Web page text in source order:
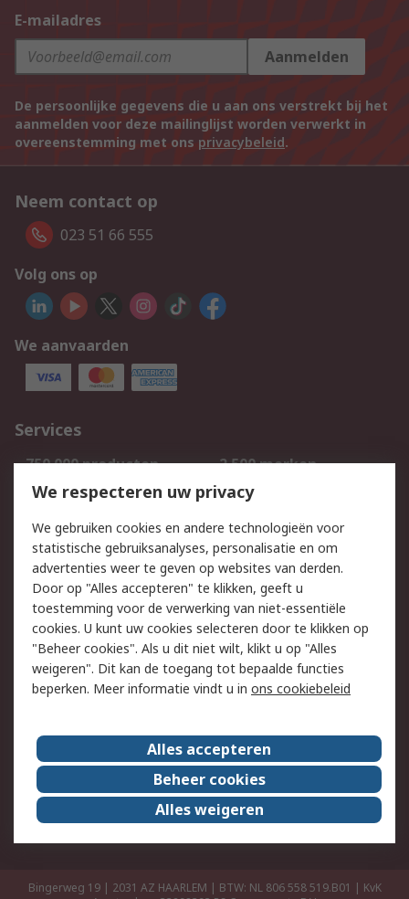
E-mailadres
Aanmelden
De persoonlijke gegevens die u aan ons verstrekt bij het
aanmelden voor deze mailinglijst worden verwerkt in
overeenstemming met ons privacybeleid.
Neem contact op
023 51 66 555
Volg ons op
We aanvaarden
Services
750.000 producten
2.500 merken
Bestellen
Inkoopoplossingen
Track & Trace
Wettelijk
Cookiebeleid
Email veiligheid
Privacybeleid
Websitevoorwaarden
Algemene
verkoopvoorwaarden
Over RS
RS Group
Over ons
RS wereldwijd
Werken bij RS
ESG
Bingerweg 19 | 2031 AZ HAARLEM | BTW: NL 806 558 519.B01 | KvK
We respecteren uw privacy
We gebruiken cookies en andere technologieën voor
statistische gebruiksanalyses, personalisatie en om
advertenties weer te geven op websites van derden.
Door op "Alles accepteren" te klikken, geeft u
toestemming voor de verwerking van niet-essentiële
cookies. U kunt uw cookies selecteren door te klikken op
"Beheer cookies". Als u dit niet wilt, klikt u op "Alles
weigeren". Dit kan de toegang tot bepaalde functies
beperken. Meer informatie vindt u in ons cookiebeleid
Alles accepteren
Beheer cookies
Alles weigeren